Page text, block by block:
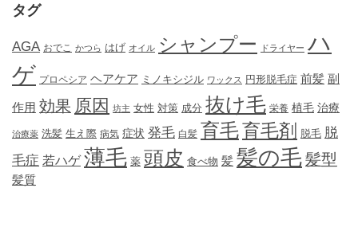
タグ
AGA おでこ かつら はげ オイル シャンプー ドライヤー ハ
ゲ プロペシア ヘアケア ミノキシジル ワックス 円形脱毛症 前髪 副
作用 効果 原因 坊主 女性 対策 成分 抜け毛 栄養 植毛 治療
治療薬 洗髪 生え際 病気 症状 発毛 白髪 育毛育毛剤 脱毛 脱
毛症 若ハゲ 薄毛 薬 頭皮 食べ物 髪 髪の毛髪型
髪質